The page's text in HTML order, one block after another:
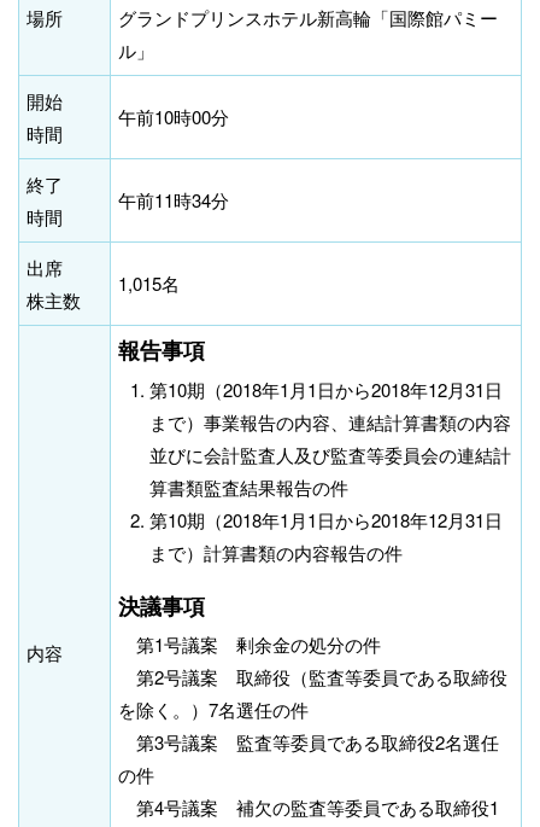
場所
グランドプリンスホテル新高輪「国際館パミー
ル」
開始
時間
午前10時00分
終了
時間
午前11時34分
出席
株主数
1,015名
内容
報告事項
第10期（2018年1月1日から2018年12月31日
まで）事業報告の内容、連結計算書類の内容
並びに会計監査人及び監査等委員会の連結計
算書類監査結果報告の件
第10期（2018年1月1日から2018年12月31日
まで）計算書類の内容報告の件
決議事項
第1号議案 剰余金の処分の件
第2号議案 取締役（監査等委員である取締役
を除く。）7名選任の件
第3号議案 監査等委員である取締役2名選任
の件
第4号議案 補欠の監査等委員である取締役1